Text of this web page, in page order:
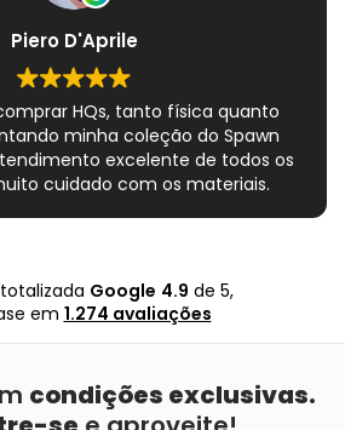
Piero D'Aprile
HQs, tanto física quanto
minha coleção do Spawn
excelente de todos os
cuidado com os materiais.
Google 4.9 de 5,
em 1.274 avaliações